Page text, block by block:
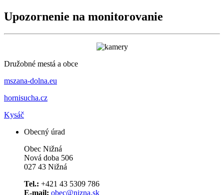
Upozornenie na monitorovanie
Družobné mestá a obce
mszana-dolna.eu
hornisucha.cz
Kysáč
Obecný úrad
Obec Nižná
Nová doba 506
027 43 Nižná
Tel.: +421 43 5309 786
E-mail: obec@nizna.sk